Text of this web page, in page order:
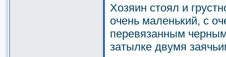
Хозяин стоял и
очень маленький, с
перевязанным
затылке двумя